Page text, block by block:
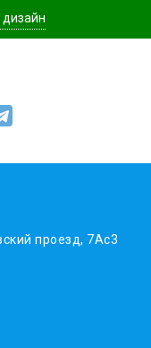
дизайн
проезд, 7Ас3